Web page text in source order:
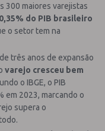
300 maiores varejistas
do PIB brasileiro
o setor tem na
três anos de expansão
varejo cresceu bem
o IBGE, o PIB
em 2023, marcando o
supera o